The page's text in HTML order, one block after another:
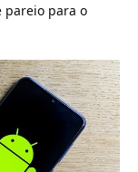
pareio para o